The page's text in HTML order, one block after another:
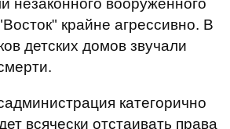
незаконного вооруженного
крайне агрессивно. В
детских домов звучали
категорично
всячески отстаивать права